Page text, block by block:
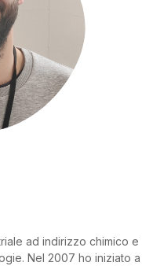
ad indirizzo chimico e
Nel 2007 ho iniziato a